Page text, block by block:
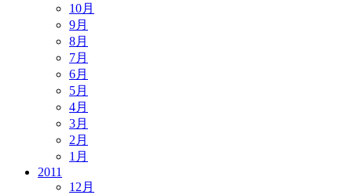
10月
9月
8月
7月
6月
5月
4月
3月
2月
1月
2011
12月